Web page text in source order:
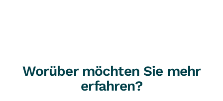
Worüber möchten Sie mehr
erfahren?